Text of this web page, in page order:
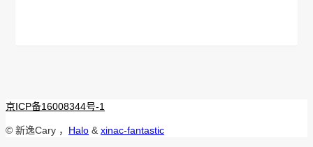
京ICP备16008344号-1
© 新逸Cary ， Halo & xinac-fantastic